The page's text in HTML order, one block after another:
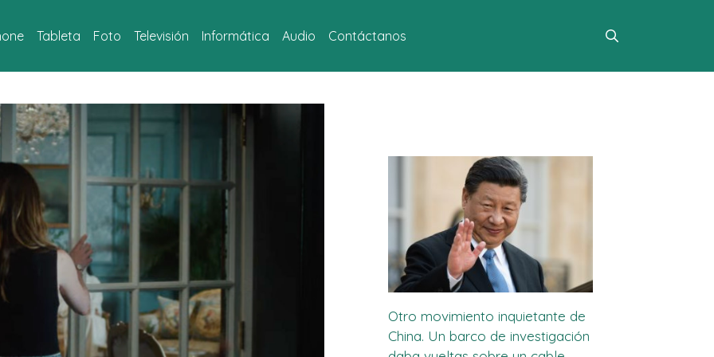
Tableta Foto Televisión Informática Audio Contáctanos
Otro movimiento inquietante de
China. Un barco de investigación